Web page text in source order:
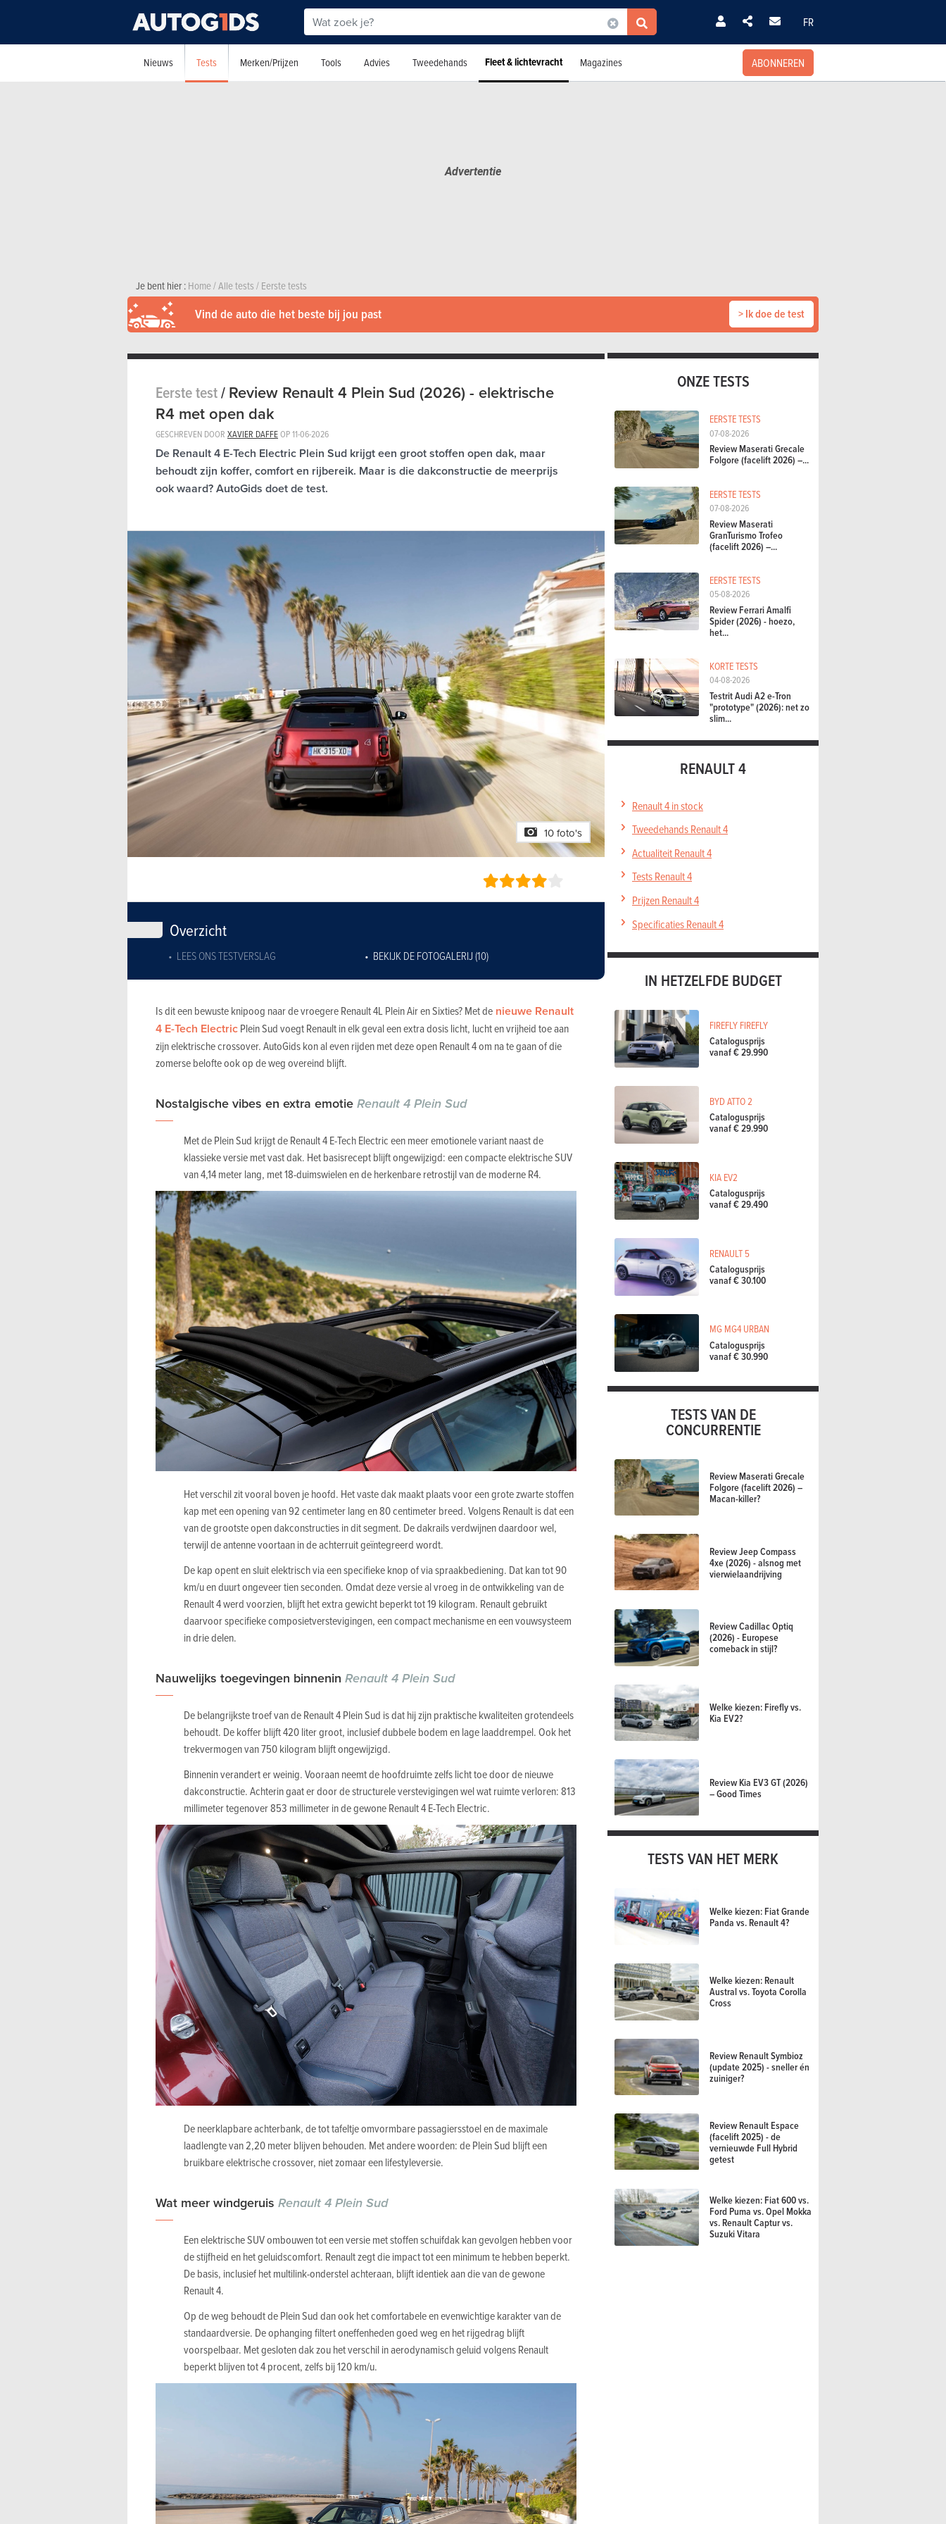
FR
Nieuws Tests Merken/Prijzen Tools Advies Tweedehands Fleet & lichtevracht Magazines ABONNEREN
Je bent hier :Home/Alle tests/Eerste tests
Vind de auto die het beste bij jou past > Ik doe de test
Eerste test/Review Renault 4 Plein Sud (2026) - elektrische
R4 met open dak
GESCHREVEN DOOR XAVIER DAFFEOP11-06-2026
De Renault 4 E-Tech Electric Plein Sud krijgt een groot stoffen open dak, maar
behoudt zijn koffer, comfort en rijbereik. Maar is die dakconstructie de meerprijs
ook waard? AutoGids doet de test.
10 foto's
Overzicht
LEES ONS TESTVERSLAG BEKIJK DE FOTOGALERIJ (10)
Is dit een bewuste knipoog naar de vroegere Renault 4L Plein Air en Sixties? Met de nieuwe Renault
4 E-Tech ElectricPlein Sud voegt Renault in elk geval een extra dosis licht, lucht en vrijheid toe aan
zijn elektrische crossover. AutoGids kon al even rijden met deze open Renault 4 om na te gaan of die
zomerse belofte ook op de weg overeind blijft.
Nostalgische vibes en extra emotie Renault 4 Plein Sud
Met de Plein Sud krijgt de Renault 4 E-Tech Electric een meer emotionele variant naast de
klassieke versie met vast dak. Het basisrecept blijft ongewijzigd: een compacte elektrische SUV
van 4,14 meter lang, met 18-duimswielen en de herkenbare retrostijl van de moderne R4.
Het verschil zit vooral boven je hoofd. Het vaste dak maakt plaats voor een grote zwarte stoffen
kap met een opening van 92 centimeter lang en 80 centimeter breed. Volgens Renault is dat een
van de grootste open dakconstructies in dit segment. De dakrails verdwijnen daardoor wel,
terwijl de antenne voortaan in de achterruit geïntegreerd wordt.
De kap opent en sluit elektrisch via een specifieke knop of via spraakbediening. Dat kan tot 90
km/u en duurt ongeveer tien seconden. Omdat deze versie al vroeg in de ontwikkeling van de
Renault 4 werd voorzien, blijft het extra gewicht beperkt tot 19 kilogram. Renault gebruikt
daarvoor specifieke composietverstevigingen, een compact mechanisme en een vouwsysteem
in drie delen.
Nauwelijks toegevingen binnenin Renault 4 Plein Sud
De belangrijkste troef van de Renault 4 Plein Sud is dat hij zijn praktische kwaliteiten grotendeels
behoudt. De koffer blijft 420 liter groot, inclusief dubbele bodem en lage laaddrempel. Ook het
trekvermogen van 750 kilogram blijft ongewijzigd.
Binnenin verandert er weinig. Vooraan neemt de hoofdruimte zelfs licht toe door de nieuwe
dakconstructie. Achterin gaat er door de structurele verstevigingen wel wat ruimte verloren: 813
millimeter tegenover 853 millimeter in de gewone Renault 4 E-Tech Electric.
De neerklapbare achterbank, de tot tafeltje omvormbare passagiersstoel en de maximale
laadlengte van 2,20 meter blijven behouden. Met andere woorden: de Plein Sud blijft een
bruikbare elektrische crossover, niet zomaar een lifestyleversie.
Wat meer windgeruis Renault 4 Plein Sud
Een elektrische SUV ombouwen tot een versie met stoffen schuifdak kan gevolgen hebben voor
de stijfheid en het geluidscomfort. Renault zegt die impact tot een minimum te hebben beperkt.
De basis, inclusief het multilink-onderstel achteraan, blijft identiek aan die van de gewone
Renault 4.
Op de weg behoudt de Plein Sud dan ook het comfortabele en evenwichtige karakter van de
standaardversie. De ophanging filtert oneffenheden goed weg en het rijgedrag blijft
voorspelbaar. Met gesloten dak zou het verschil in aerodynamisch geluid volgens Renault
beperkt blijven tot 4 procent, zelfs bij 120 km/u.
ONZE TESTS
EERSTE TESTS
07-08-2026
Review Maserati Grecale
Folgore (facelift 2026) –...
EERSTE TESTS
07-08-2026
Review Maserati
GranTurismo Trofeo
(facelift 2026) –...
EERSTE TESTS
05-08-2026
Review Ferrari Amalfi
Spider (2026) - hoezo,
het...
KORTE TESTS
04-08-2026
Testrit Audi A2 e-Tron
"prototype" (2026): net zo
slim...
RENAULT 4
Renault 4 in stock
Tweedehands Renault 4
Actualiteit Renault 4
Tests Renault 4
Prijzen Renault 4
Specificaties Renault 4
IN HETZELFDE BUDGET
FIREFLY FIREFLY
Catalogusprijs
vanaf € 29.990
BYD ATTO 2
Catalogusprijs
vanaf € 29.990
KIA EV2
Catalogusprijs
vanaf € 29.490
RENAULT 5
Catalogusprijs
vanaf € 30.100
MG MG4 URBAN
Catalogusprijs
vanaf € 30.990
TESTS VAN DE
CONCURRENTIE
Review Maserati Grecale
Folgore (facelift 2026) –
Macan-killer?
Review Jeep Compass
4xe (2026) - alsnog met
vierwielaandrijving
Review Cadillac Optiq
(2026) - Europese
comeback in stijl?
Welke kiezen: Firefly vs.
Kia EV2?
Review Kia EV3 GT (2026)
– Good Times
TESTS VAN HET MERK
Welke kiezen: Fiat Grande
Panda vs. Renault 4?
Welke kiezen: Renault
Austral vs. Toyota Corolla
Cross
Review Renault Symbioz
(update 2025) - sneller én
zuiniger?
Review Renault Espace
(facelift 2025) - de
vernieuwde Full Hybrid
getest
Welke kiezen: Fiat 600 vs.
Ford Puma vs. Opel Mokka
vs. Renault Captur vs.
Suzuki Vitara